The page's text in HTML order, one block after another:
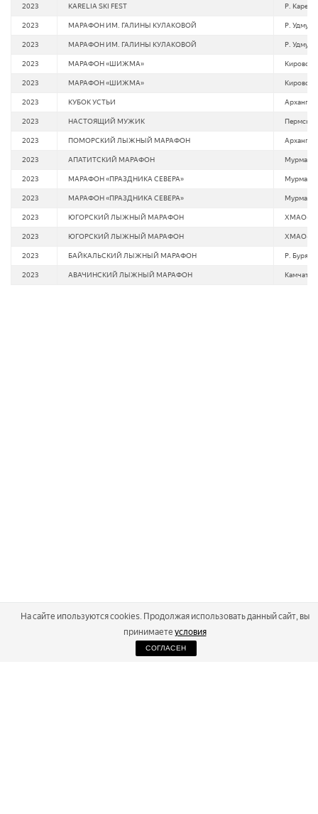
2023 KARELIA SKI FEST Р.
2023 МАРАФОН ИМ. ГАЛИНЫ КУЛАКОВОЙ Р.
2023 МАРАФОН ИМ. ГАЛИНЫ КУЛАКОВОЙ Р.
2023 МАРАФОН «ШИЖМА»
2023 МАРАФОН «ШИЖМА»
2023 КУБОК УСТЬИ
2023 НАСТОЯЩИЙ МУЖИК
2023 ПОМОРСКИЙ ЛЫЖНЫЙ МАРАФОН
2023 АПАТИТСКИЙ МАРАФОН
2023 МАРАФОН «ПРАЗДНИКА СЕВЕРА»
2023 МАРАФОН «ПРАЗДНИКА СЕВЕРА»
2023 ЮГОРСКИЙ ЛЫЖНЫЙ МАРАФОН ХМАО-
2023 ЮГОРСКИЙ ЛЫЖНЫЙ МАРАФОН ХМАО-
2023 БАЙКАЛЬСКИЙ ЛЫЖНЫЙ МАРАФОН Р.
2023 АВАЧИНСКИЙ ЛЫЖНЫЙ МАРАФОН
2026
На сайте ипользуются cookies. Продолжая использовать данный сайт, вы
принимаете условия
СОГЛАСЕН